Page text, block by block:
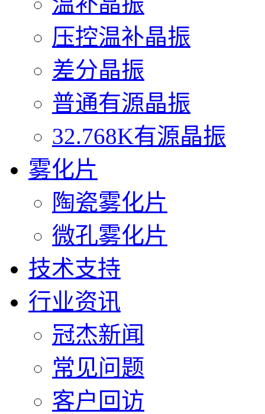
压控温补晶振
差分晶振
普通有源晶振
32.768K有源晶振
雾化片
陶瓷雾化片
微孔雾化片
技术支持
行业资讯
冠杰新闻
常见问题
客户回访